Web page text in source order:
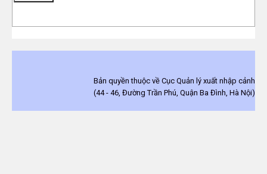
Bản quyền thuộc về Cục Quản lý xuất nhập cảnh
(44 - 46, Đường Trần Phú, Quận Ba Đình, Hà Nội)